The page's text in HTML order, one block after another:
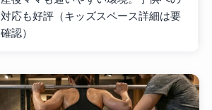
対応も好評（キッズスペース詳細は要
確認）